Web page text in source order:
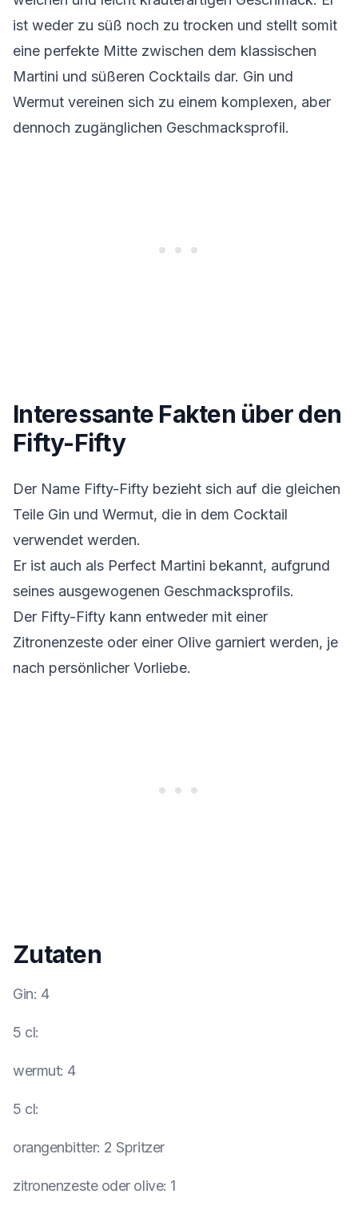
ist weder zu süß noch zu trocken und stellt somit
eine perfekte Mitte zwischen dem klassischen
Martini und süßeren Cocktails dar. Gin und
Wermut vereinen sich zu einem komplexen, aber
dennoch zugänglichen Geschmacksprofil.
Interessante Fakten über den
Fifty-Fifty
Der Name Fifty-Fifty bezieht sich auf die gleichen
Teile Gin und Wermut, die in dem Cocktail
verwendet werden.
Er ist auch als Perfect Martini bekannt, aufgrund
seines ausgewogenen Geschmacksprofils.
Der Fifty-Fifty kann entweder mit einer
Zitronenzeste oder einer Olive garniert werden, je
nach persönlicher Vorliebe.
Zutaten
Gin: 4
5 cl:
wermut: 4
5 cl:
orangenbitter: 2 Spritzer
zitronenzeste oder olive: 1